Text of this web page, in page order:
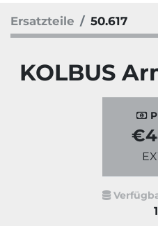
Ersatzteile 50.617
KOLBUS
1